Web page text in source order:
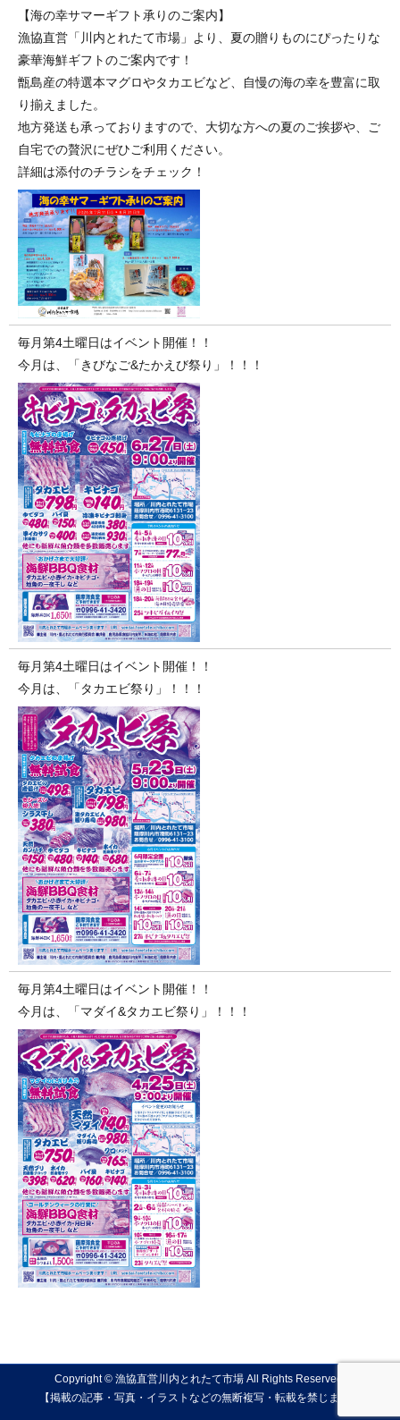
【海の幸サマーギフト承りのご案内】
漁協直営「川内とれたて市場」より、夏の贈りものにぴったりな
豪華海鮮ギフトのご案内です！
甑島産の特選本マグロやタカエビなど、自慢の海の幸を豊富に取
り揃えました。
地方発送も承っておりますので、大切な方への夏のご挨拶や、ご
自宅での贅沢にぜひご利用ください。
詳細は添付のチラシをチェック！
毎月第4土曜日はイベント開催！！
今月は、「きびなご&たかえび祭り」！！！
毎月第4土曜日はイベント開催！！
今月は、「タカエビ祭り」！！！
毎月第4土曜日はイベント開催！！
今月は、「マダイ&タカエビ祭り」！！！
Copyright © 漁協直営川内とれたて市場 All Rights Reserved.
【掲載の記事・写真・イラストなどの無断複写・転載を禁じます】